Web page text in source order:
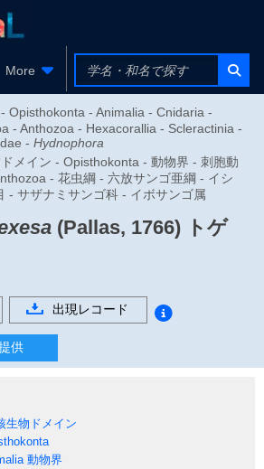
More
Opisthokonta - Animalia - Cnidaria -
- Anthozoa - Hexacorallia - Scleractinia -
- Hydnophora
メイン - Opisthokonta - 動物界 - 刺胞動
- 花虫綱 - 六放サンゴ亜綱 - イシ
- サザナミサンゴ科 - イボサンゴ属
(Pallas, 1766) トゲ
出現レコード
供
生物ドメイン
動物界